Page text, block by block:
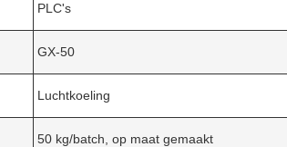
PLC's
GX-50
Luchtkoeling
50 kg/batch, op maat gemaakt